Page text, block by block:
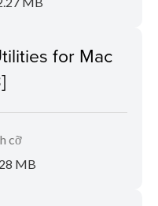
for Mac
cỡ
MB